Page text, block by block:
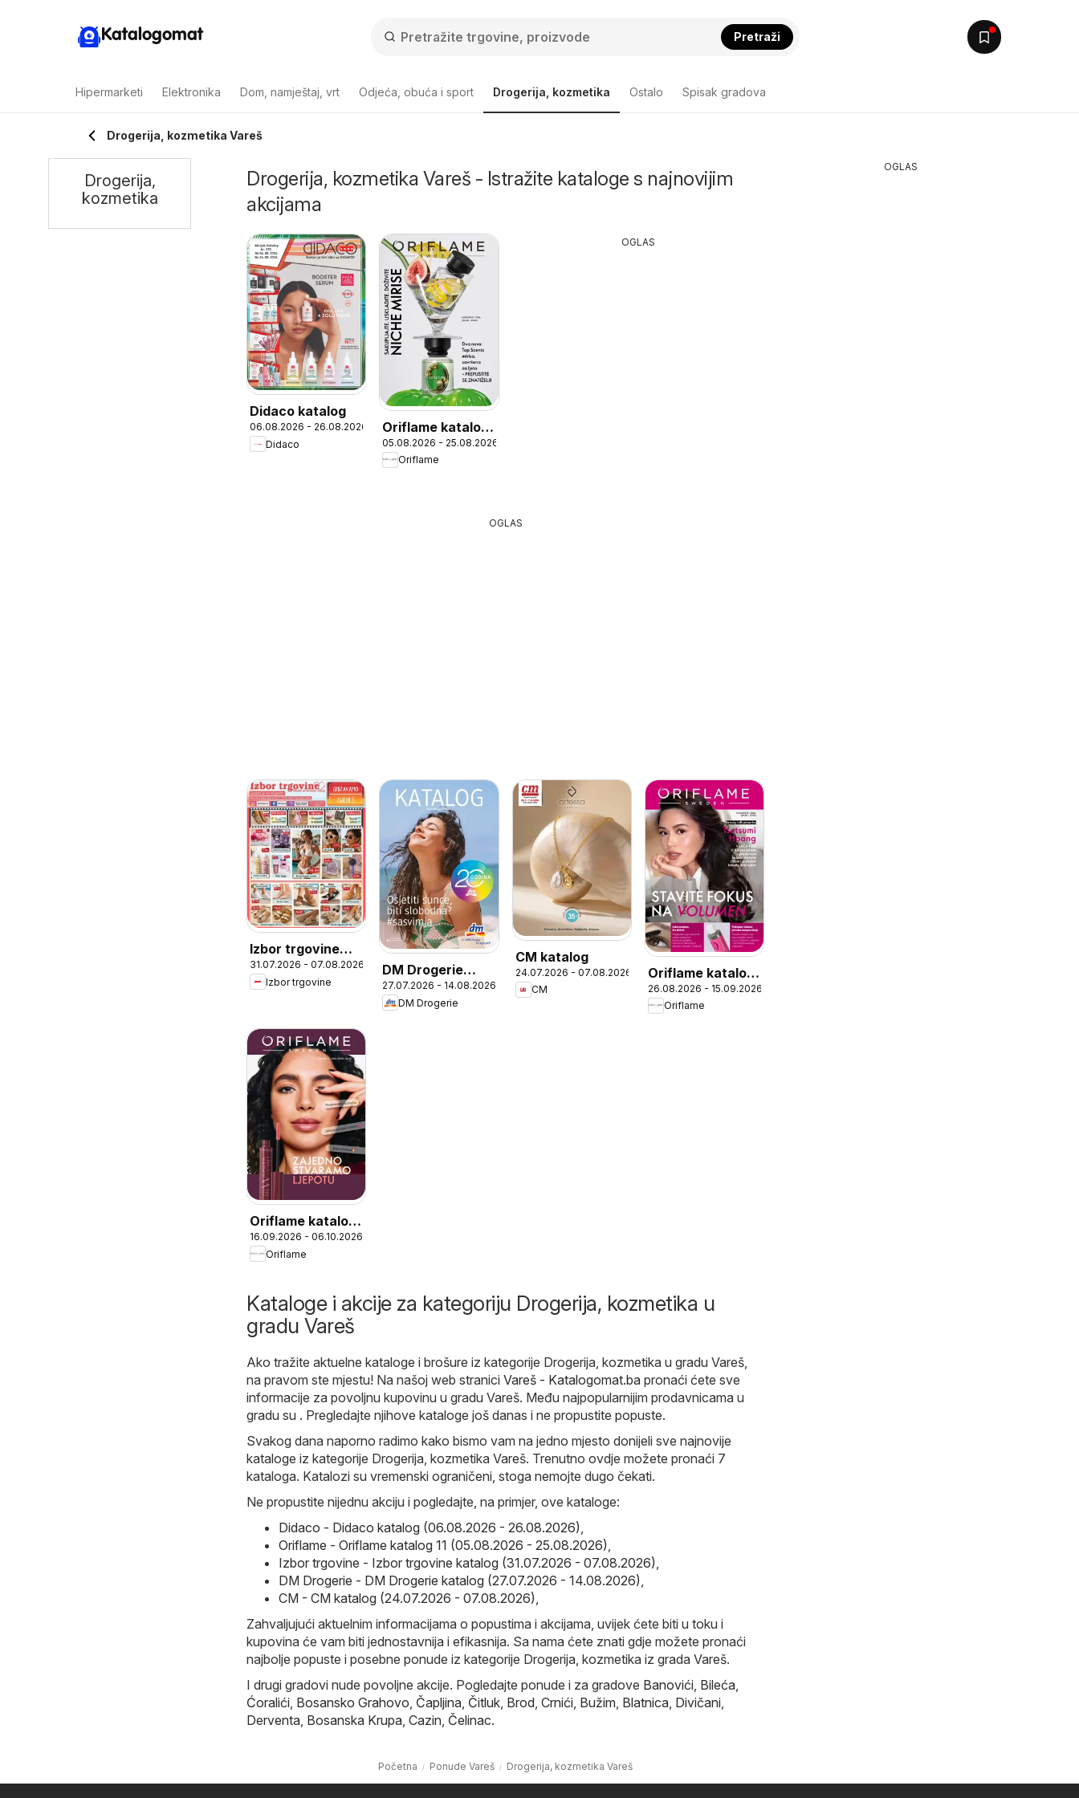
Katalogomat Pretraži
Hipermarketi Elektronika Dom, namještaj, vrt Odjeća, obuća i sport Drogerija, kozmetika Ostalo Spisak gradova
Drogerija, kozmetika Vareš
Drogerija, kozmetika Vareš - Istražite kataloge s najnovijim
akcijama
Didaco katalog
06.08.2026 - 26.08.2026
Didaco
Oriflame katalog
11
05.08.2026 - 25.08.2026
Oriflame
OGLAS
OGLAS
Izbor trgovine
katalog
31.07.2026 - 07.08.2026
Izbor trgovine
DM Drogerie
katalog
27.07.2026 - 14.08.2026
DM Drogerie
CM katalog
24.07.2026 - 07.08.2026
CM
Oriflame katalog
12
26.08.2026 - 15.09.2026
Oriflame
Oriflame katalog
13
16.09.2026 - 06.10.2026
Oriflame
Kataloge i akcije za kategoriju Drogerija, kozmetika u
gradu Vareš
Ako tražite aktuelne kataloge i brošure iz kategorije Drogerija, kozmetika u gradu Vareš,
na pravom ste mjestu! Na našoj web stranici Vareš - Katalogomat.ba pronaći ćete sve
informacije za povoljnu kupovinu u gradu Vareš. Među najpopularnijim prodavnicama u
gradu su . Pregledajte njihove kataloge još danas i ne propustite popuste.
Svakog dana naporno radimo kako bismo vam na jedno mjesto donijeli sve najnovije
kataloge iz kategorije Drogerija, kozmetika Vareš. Trenutno ovdje možete pronaći 7
kataloga. Katalozi su vremenski ograničeni, stoga nemojte dugo čekati.
Ne propustite nijednu akciju i pogledajte, na primjer, ove kataloge:
Didaco - Didaco katalog (06.08.2026 - 26.08.2026),
Oriflame - Oriflame katalog 11 (05.08.2026 - 25.08.2026),
Izbor trgovine - Izbor trgovine katalog (31.07.2026 - 07.08.2026),
DM Drogerie - DM Drogerie katalog (27.07.2026 - 14.08.2026),
CM - CM katalog (24.07.2026 - 07.08.2026),
Zahvaljujući aktuelnim informacijama o popustima i akcijama, uvijek ćete biti u toku i
kupovina će vam biti jednostavnija i efikasnija. Sa nama ćete znati gdje možete pronaći
najbolje popuste i posebne ponude iz kategorije Drogerija, kozmetika iz grada Vareš.
I drugi gradovi nude povoljne akcije. Pogledajte ponude i za gradove Banovići, Bileća,
Ćoralići, Bosansko Grahovo, Čapljina, Čitluk, Brod, Crnići, Bužim, Blatnica, Divičani,
Derventa, Bosanska Krupa, Cazin, Čelinac.
Početna Ponude Vareš Drogerija, kozmetika Vareš
Drogerija,
kozmetika
OGLAS